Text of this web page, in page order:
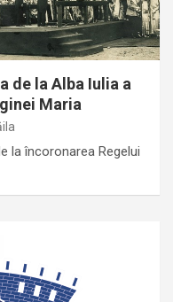
de la Alba Iulia a
Maria
la încoronarea Regelui